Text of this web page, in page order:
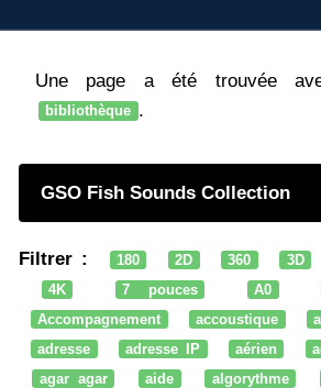
Une page a été trouvée
bibliothèque .
GSO Fish Sounds Collection
Filtrer : 180 2D 360 3D
4K
7 pouces A0
Accompagnement
accoustique
adresse
adresse IP aérien
agar agar
aide algorythme